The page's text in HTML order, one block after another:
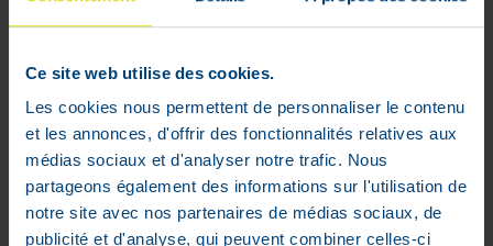
Ce site web utilise des cookies.
Les cookies nous permettent de personnaliser le contenu
et les annonces, d'offrir des fonctionnalités relatives aux
médias sociaux et d'analyser notre trafic. Nous
partageons également des informations sur l'utilisation de
notre site avec nos partenaires de médias sociaux, de
publicité et d'analyse, qui peuvent combiner celles-ci
vinden, kunt u ons altijd een email
het gedeelte 'contacten' voor meer
informatie).